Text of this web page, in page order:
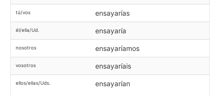
tú/vos ensayarías
él/ella/Ud. ensayaría
nosotros ensayaríamos
vosotros ensayaríais
ellos/ellas/Uds. ensayarían